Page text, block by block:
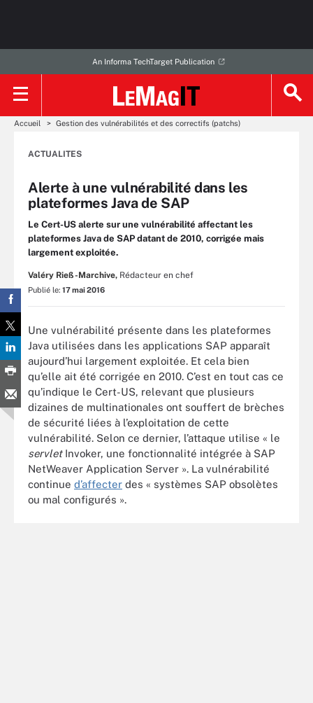
An Informa TechTarget Publication
Accueil Gestion des vulnérabilités et des correctifs (patchs)
ACTUALITES
Alerte à une vulnérabilité dans les
plateformes Java de SAP
Le Cert-US alerte sur une vulnérabilité affectant les
plateformes Java de SAP datant de 2010, corrigée mais
largement exploitée.
Valéry Rieß-Marchive, Rédacteur en chef
Publié le: 17 mai 2016
Une vulnérabilité présente dans les plateformes
Java utilisées dans les applications SAP apparaît
aujourd’hui largement exploitée. Et cela bien
qu’elle ait été corrigée en 2010. C’est en tout cas ce
qu’indique le Cert-US, relevant que plusieurs
dizaines de multinationales ont souffert de brèches
de sécurité liées à l’exploitation de cette
vulnérabilité. Selon ce dernier, l’attaque utilise « le
servletInvoker, une fonctionnalité intégrée à SAP
NetWeaver Application Server ». La vulnérabilité
continue d’affecter des « systèmes SAP obsolètes
ou mal configurés ».